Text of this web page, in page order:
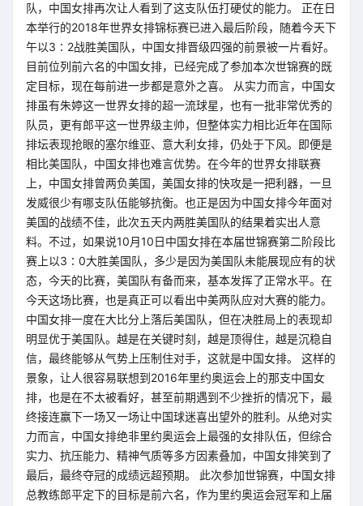
队，中国女排再次让人看到了这支队伍打硬仗的能力。 正在日
本举行的2018年世界女排锦标赛已进入最后阶段，随着今天下
午以3∶2战胜美国队，中国女排晋级四强的前景被一片看好。
目前位列前六名的中国女排，已经完成了参加本次世锦赛的既
定目标，现在每前进一步都是意外之喜。 从实力而言，中国女
排虽有朱婷这一世界女排的超一流球星，也有一批非常优秀的
队员，更有郎平这一世界级主帅，但整体实力相比近年在国际
排坛表现抢眼的塞尔维亚、意大利女排，仍处于下风。即便是
相比美国队，中国女排也难言优势。在今年的世界女排联赛
上，中国女排曾两负美国，美国女排的快攻是一把利器，一旦
发威很少有哪支队伍能够抗衡。也正是因为中国女排今年面对
美国的战绩不佳，此次五天内两胜美国队的结果着实出人意
料。不过，如果说10月10日中国女排在本届世锦赛第二阶段比
赛上以3∶0大胜美国队，多少是因为美国队未能展现应有的状
态，今天的比赛，美国队有备而来，基本发挥了正常水平。在
今天这场比赛，也是真正可以看出中美两队应对大赛的能力。
中国女排一度在大比分上落后美国队，但在决胜局上的表现却
明显优于美国队。越是在关键时刻，越是顶得住，越是沉稳自
信，最终能够从气势上压制住对手，这就是中国女排。 这样的
景象，让人很容易联想到2016年里约奥运会上的那支中国女
排，也是在不太被看好，甚至前期遇到不少挫折的情况下，最
终接连赢下一场又一场让中国球迷喜出望外的胜利。从绝对实
力而言，中国女排绝非里约奥运会上最强的女排队伍，但综合
实力、抗压能力、精神气质等多方因素叠加，中国女排笑到了
最后，最终夺冠的成绩远超预期。 此次参加世锦赛，中国女排
总教练郎平定下的目标是前六名，作为里约奥运会冠军和上届